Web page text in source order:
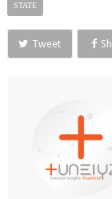
STATE
Tweet